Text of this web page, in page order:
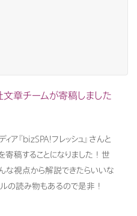
章チームが寄稿しました
ア『bizSPA!フレッシュ』さんと
稿することになりました！世
視点から解説できたらいいな
の読み物もあるので是非！